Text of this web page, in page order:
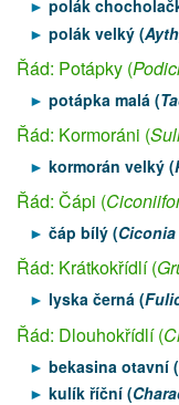
polák
polák velký (
Řád: Potápky (
potápka malá (
Řád: Kormoráni (
kormorán velký (
Řád: Čápi (
čáp bílý (
Řád: Krátkokřídlí (
lyska černá (
Řád: Dlouhokřídlí (
bekasina otavní (
kulík říční (